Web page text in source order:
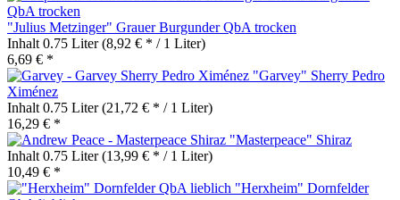
"Julius Metzinger" Grauer Burgunder QbA trocken
Inhalt 0.75 Liter(8,92 € * / 1 Liter)
6,69 € *
"Garvey" Sherry Pedro
Ximénez
Inhalt 0.75 Liter(21,72 € * / 1 Liter)
16,29 € *
"Masterpeace" Shiraz
Inhalt 0.75 Liter(13,99 € * / 1 Liter)
10,49 € *
"Herxheim" Dornfelder